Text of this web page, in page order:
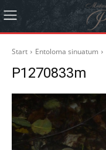
Start Entoloma sinuatum
P1270833m